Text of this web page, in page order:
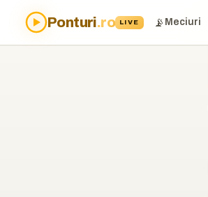
Ponturi.ro LIVE 📡 Meciuri